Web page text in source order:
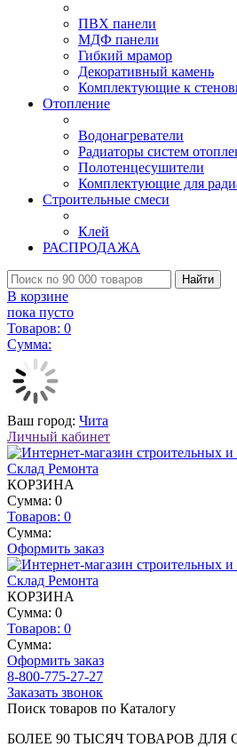
ПВХ панели
МДФ панели
Гибкий мрамор
Декоративный камень
Комплектующие к
Отопление
Водонагреватели
Радиаторы систем
Полотенцесушители
Комплектующие для
Строительные смеси
Клей
РАСПРОДАЖА
Найти
В корзине
пока пусто
Товаров: 0
Сумма:
Ваш город: Чита
Личный кабинет
КОРЗИНА
Сумма: 0
Товаров: 0
Сумма:
Оформить заказ
КОРЗИНА
Сумма: 0
Товаров: 0
Сумма:
Оформить заказ
8-800-775-27-27
Заказать звонок
Поиск товаров по Каталогу
БОЛЕЕ 90 ТЫСЯЧ ТОВАРОВ ДЛЯ